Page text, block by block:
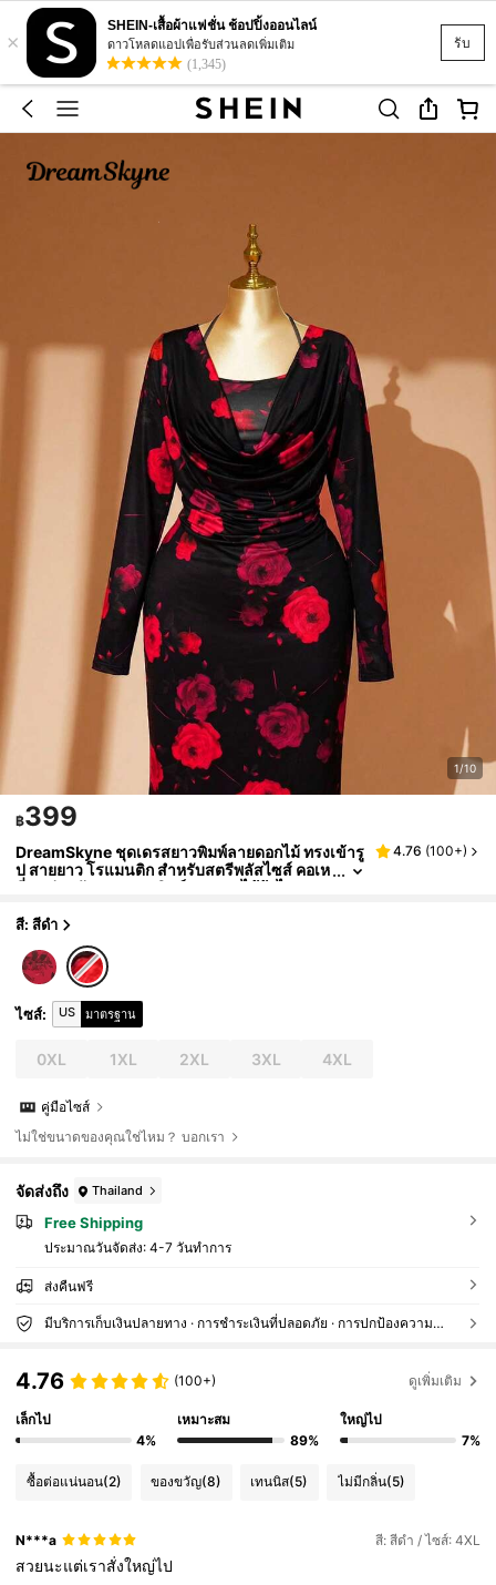
รับ
×
SHEIN-เสื้อผ้าแฟชั่น ช้อปปิ้งออนไลน์
ดาวโหลดแอปเพื่อรับส่วนลดเพิ่มเติม
(1,345)
1/10
฿399
DreamSkyne ชุดเดรสยาวพิมพ์ลายดอกไม้ ทรงเข้ารู
ป สายยาว โรแมนติก สำหรับสตรีพลัสไซส์ คอเห
ลี่ยม ผ่าหลัง, ชุดเดรสพิมพ์ลายดอกไม้ผ้าไหมนม
หรา, ดีไซน์คอเหลี่ยม, เหมาะสำหรับฤดูใบไม้ผลิและฤ
ยุดพักผ่อน, ชุดเดรสหางปลาหรูหรามีสไตล์
4.76 (100+)
สี: สีดำ
ไซส์: US มาตรฐาน
0XL 1XL 2XL 3XL 4XL
คู่มือไซส์
ไม่ใช่ขนาดของคุณใช่ไหม？ บอกเรา
จัดส่งถึง Thailand
Free Shipping
ประมาณวันจัดส่ง: 4-7 วันทำการ
ส่งคืนฟรี
มีบริการเก็บเงินปลายทาง · การชำระเงินที่ปลอดภัย · การปกป้องความเป็นส่วนตัว
4.76 (100+) ดูเพิ่มเติม
เล็กไป
4%
เหมาะสม
89%
ใหญ่ไป
7%
ซื้อต่อแน่นอน(2) ของขวัญ(8) เทนนิส(5) ไม่มีกลิ่น(5)
N***a สี: สีดำ / ไซส์: 4XL
สวยนะแต่เราสั่งใหญ่ไป